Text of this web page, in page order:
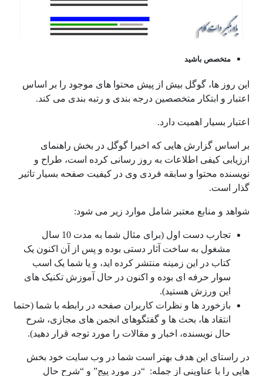
متخصص باشید
این روز ها، گوگل بیش از پیش محتوا های موجود را بر اساس
اعتبار و ابتکار متخصصین درجه بندی و رتبه بندی می کند.
اعتبار بسیار اهمیت دارد.
بر اساس گزارش هایی که اخیرا گوگل در بخش راهنمای
ارزیابی کیفی اطلاعات به روز رسانی کرده است، طراح و
نویسنده محتوا و سابقه فردی وی در کیفیت صفحه بسیار تاثیر
گذار است.
شواهد و منابع معتبر شامل موارد زیر می شود:
تجارب دست اول (برای مثال شما به مدت 10 سال
مشغول به ساخت آثار دستی بوده و پس از آن اکنون یک
کتاب در این زمینه منتشر کرده اید، و یا شما یک اسب
سوار حرفه ای بوده و اکنون در حال آموزش تکنیک های
این ورزش هستید).
بازخورد ها و نظرات کاربران صفحه در رابطه با شما (حتما
انتقاد ها، بحث ها و گفتگوهای انجمن های مجازی، شرح
حال نویسنده، اخبار و مقالات را مورد توجه قرار دهید).
در راستای این هدف بهتر است شما در وب سایت خود بخش
هایی را با عناوینی از جمله: “در مورد پیج” و “شرح حال